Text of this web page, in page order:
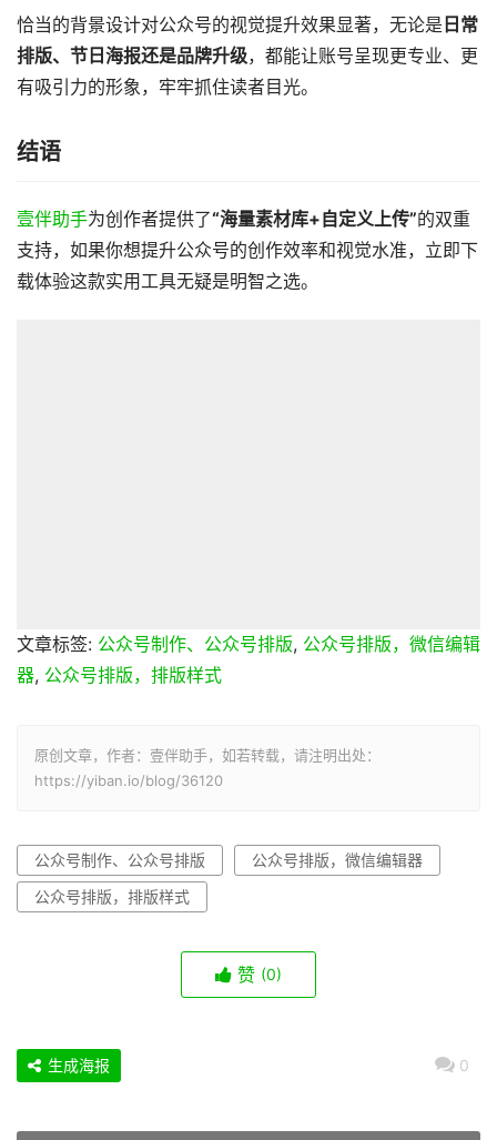
恰当的背景设计对公众号的视觉提升效果显著，无论是 日常
排版、节日海报还是品牌升级，都能让账号呈现更专业、更
有吸引力的形象，牢牢抓住读者目光。
结语
壹伴助手为创作者提供了“海量素材库+自定义上传”的双重
支持，如果你想提升公众号的创作效率和视觉水准，立即下
载体验这款实用工具无疑是明智之选。
文章标签: 公众号制作、公众号排版, 公众号排版，微信编辑
器, 公众号排版，排版样式
原创文章，作者：壹伴助手，如若转载，请注明出处：
https://yiban.io/blog/36120
公众号制作、公众号排版
公众号排版，微信编辑器
公众号排版，排版样式
赞 (0)
0
生成海报